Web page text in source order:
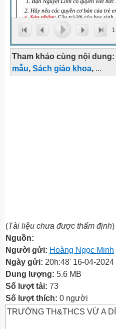
1
Tham khảo cùng nội dung:
mẫu, Sách giáo khoa, ...
(Tài liệu chưa được thẩm định)
Nguồn:
Người gửi: Hoàng Ngọc Minh
Ngày gửi: 20h:48' 16-04-2024
Dung lượng: 5.6 MB
Số lượt tải: 73
Số lượt thích: 0 người
TRƯỜNG TH&THCS VỪ A